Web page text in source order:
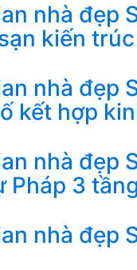
nhà đẹp
kiến
nhà đẹp
kết hợp
nhà đẹp
Pháp 3
nhà đẹp